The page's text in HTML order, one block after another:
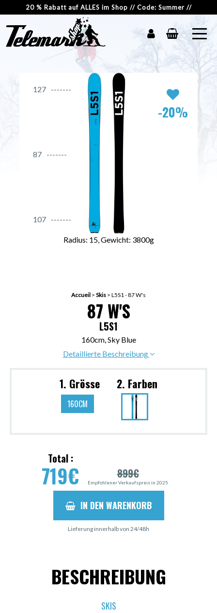
20 % Rabatt auf ALLES im Shop // Code: Summer //
127
87
107
-20%
Radius: 15, Gewicht: 3800g
Accueil > Skis > L5S1 - 87 W's
87 W'S
L5S1
160cm, Sky Blue
Detaillierte Beschreibung
1. Grösse
160CM
2. Farben
Total :
719€ 899€
Empfohlener Verkaufspreis in 2025
IN DEN WARENKORB
Lieferung innerhalb von 24/48h
BESCHREIBUNG
SKIS